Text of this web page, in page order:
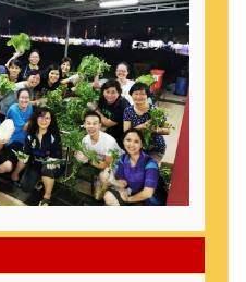
）颁奖礼。
）毕业典礼。